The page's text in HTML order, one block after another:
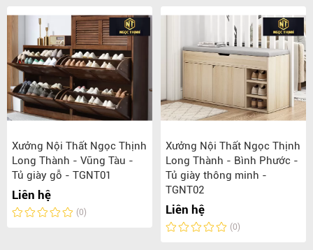
Xưởng Nội Thất Ngọc Thịnh
Long Thành - Vũng Tàu -
Tủ giày gỗ - TGNT01
Liên hệ
(0)
Xưởng Nội Thất Ngọc Thịnh
Long Thành - Bình Phước -
Tủ giày thông minh -
TGNT02
Liên hệ
(0)